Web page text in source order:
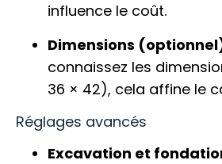
influence le coût.
Dimensions
connaissez les
36 × 42), cela affine le
Réglages avancés
Excavation et